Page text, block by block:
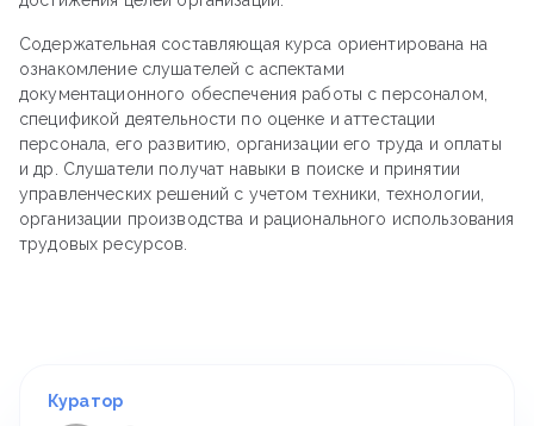
Содержательная составляющая курса ориентирована на
ознакомление слушателей с аспектами
документационного обеспечения работы с персоналом,
спецификой деятельности по оценке и аттестации
персонала, его развитию, организации его труда и оплаты
и др. Слушатели получат навыки в поиске и принятии
управленческих решений с учетом техники, технологии,
организации производства и рационального использования
трудовых ресурсов.
Куратор